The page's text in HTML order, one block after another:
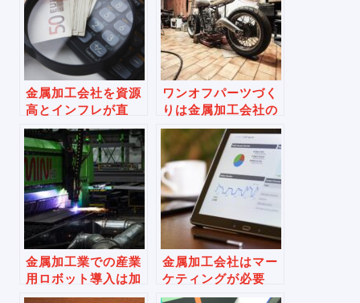
金属加工会社を資源
高とインフレが直
撃、生き残り策は？
ワンオフパーツづく
りは金属加工会社の
副業？
金属加工業での産業
用ロボット導入は加
速しているのか
金属加工会社はマー
ケティングが必要